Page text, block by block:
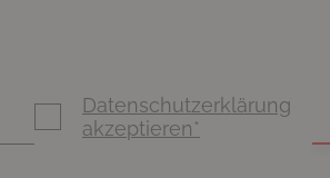
Datenschutzerklärung
akzeptieren*